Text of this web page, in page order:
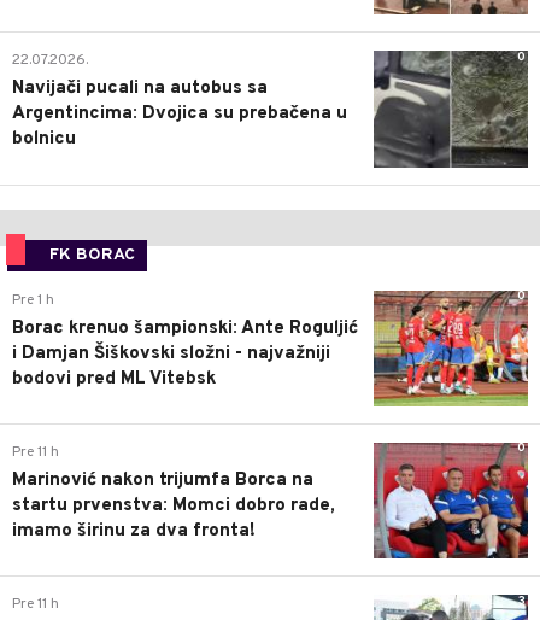
0
22.07.2026.
Navijači pucali na autobus sa
Argentincima: Dvojica su prebačena u
bolnicu
FK BORAC
0
Pre 1 h
Borac krenuo šampionski: Ante Roguljić
i Damjan Šiškovski složni - najvažniji
bodovi pred ML Vitebsk
0
Pre 11 h
Marinović nakon trijumfa Borca na
startu prvenstva: Momci dobro rade,
imamo širinu za dva fronta!
3
Pre 11 h